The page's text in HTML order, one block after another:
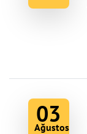
03
Ağustos